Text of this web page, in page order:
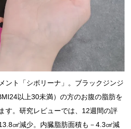
ント「シボリーナ」。ブラックジンジ
以上30未満）の方のお腹の脂肪を
す。研究レビューでは、12週間の評
㎠減少。内臓脂肪面積も－4.3㎠減